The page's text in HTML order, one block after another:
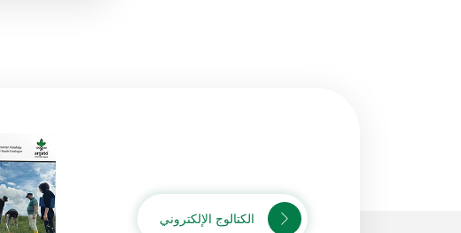
الكتالوج الإلكتروني